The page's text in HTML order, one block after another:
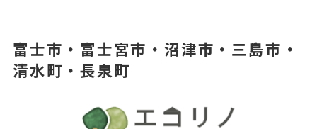
富士市・富士宮市・沼津市・三島市・
清水町・長泉町